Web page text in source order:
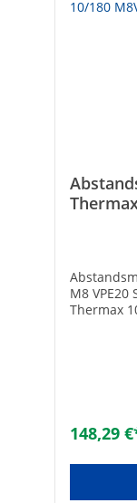
M8
Thermax
148,29